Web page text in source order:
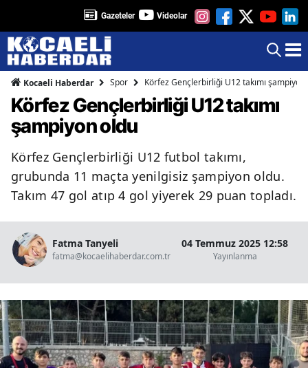
Gazeteler Videolar
Kocaeli Haberdar Spor Körfez Gençlerbirliği U12 takımı şampiyon
Körfez Gençlerbirliği U12 takımı
şampiyon oldu
Körfez Gençlerbirliği U12 futbol takımı,
grubunda 11 maçta yenilgisiz şampiyon oldu.
Takım 47 gol atıp 4 gol yiyerek 29 puan topladı.
Fatma Tanyeli
fatma@kocaelihaberdar.com.tr
04 Temmuz 2025 12:58
Yayınlanma